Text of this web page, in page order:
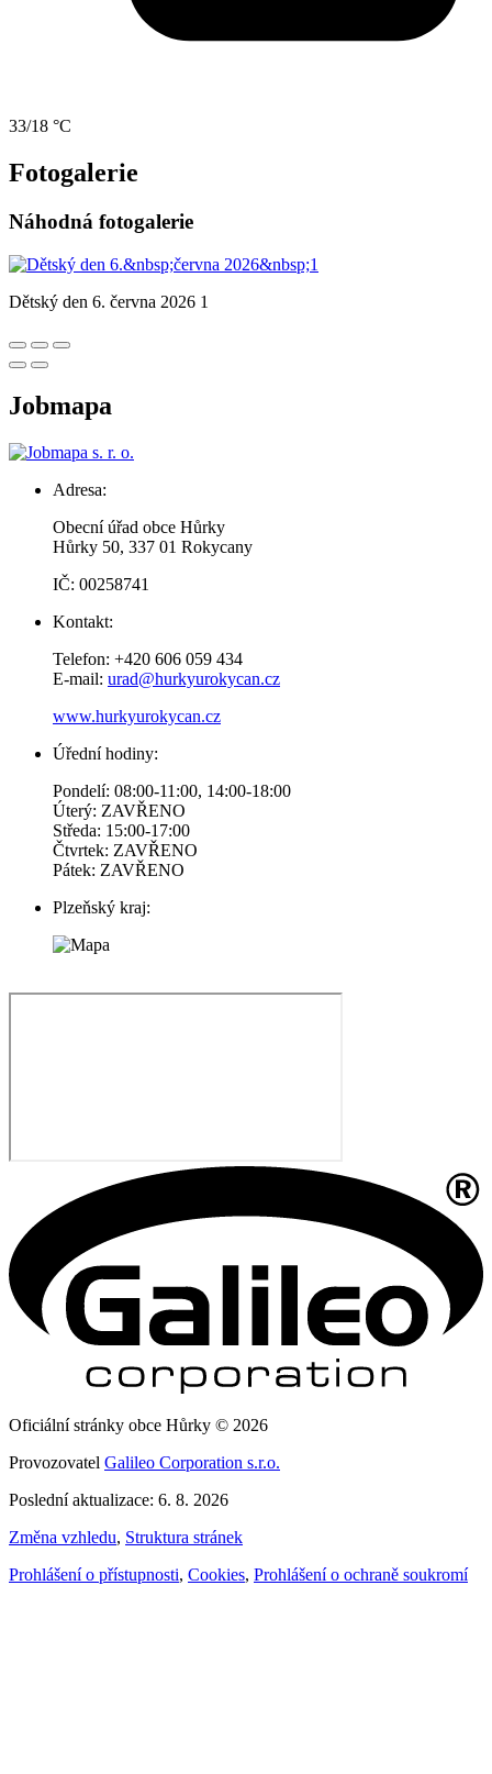
33/18 °C
Fotogalerie
Náhodná fotogalerie
Dětský den 6. června 2026 1
Jobmapa
Adresa:
Obecní úřad obce Hůrky
Hůrky 50, 337 01 Rokycany
IČ: 00258741
Kontakt:
Telefon: +420 606 059 434
E-mail: urad@hurkyurokycan.cz
www.hurkyurokycan.cz
Úřední hodiny:
Pondelí: 08:00-11:00, 14:00-18:00
Úterý: ZAVŘENO
Středa: 15:00-17:00
Čtvrtek: ZAVŘENO
Pátek: ZAVŘENO
Plzeňský kraj:
Oficiální stránky obce Hůrky © 2026
Provozovatel Galileo Corporation s.r.o.
Poslední aktualizace: 6. 8. 2026
Změna vzhledu, Struktura stránek
Prohlášení o přístupnosti, Cookies, Prohlášení o ochraně soukromí